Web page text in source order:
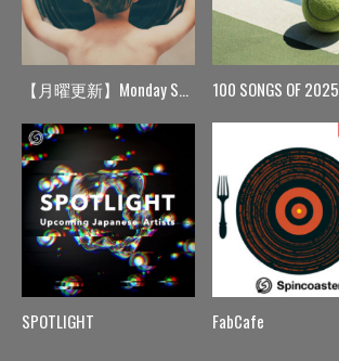
【月曜更新】Monday Spin
SPOTLIGHT
100 SONGS OF 2025
FabCafe